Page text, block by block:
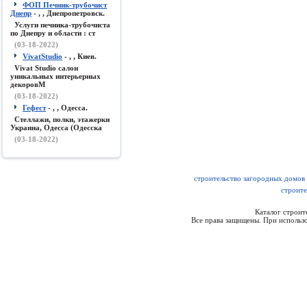
ФОП Печник-трубочист
Днепр - , , Днепропетровск.
Услуги печника-трубочиста
по Днепру и области : ст
(03-18-2022)
VivatStudio - , , Киев.
Vivat Studio салон
уникальных интерьерных
декоровМ
(03-18-2022)
Гефест- , , Одесса.
Стеллажи, полки, этажерки
Украина, Одесса (Одесска
(03-18-2022)
строительство загородных
Каталог
Все права защищены. При